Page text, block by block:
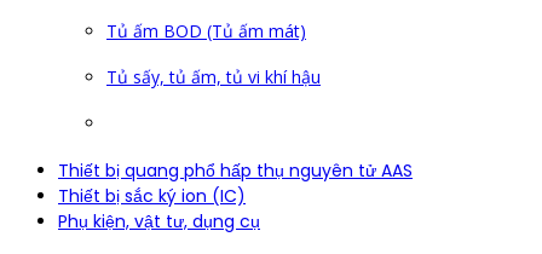
Tủ ấm BOD (Tủ ấm mát)
Tủ sấy, tủ ấm, tủ vi khí hậu
Thiết bị quang phổ hấp thụ nguyên tử AAS
Thiết bị sắc ký ion (IC)
Phụ kiện, vật tư, dụng cụ